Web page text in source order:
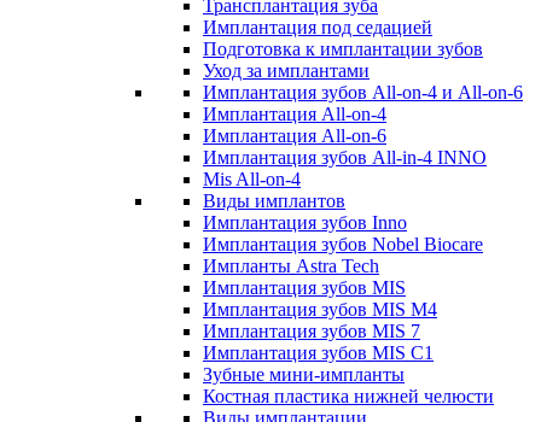
Трансплантация зуба
Имплантация под седацией
Подготовка к имплантации зубов
Уход за имплантами
Имплантация зубов All-on-4 и All-on-6
Имплантация All-on-4
Имплантация All-on-6
Имплантация зубов All-in-4 INNO
Mis All-on-4
Виды имплантов
Имплантация зубов Inno
Имплантация зубов Nobel Biocare
Импланты Astra Tech
Имплантация зубов MIS
Имплантация зубов MIS M4
Имплантация зубов MIS 7
Имплантация зубов MIS C1
Зубные мини-импланты
Костная пластика нижней челюсти
Виды имплантации